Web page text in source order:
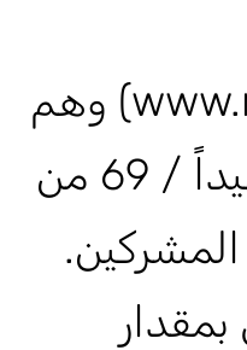
(www.marjaiaa.com) وهم
كالآتي : 234 شهيداً / 69 من